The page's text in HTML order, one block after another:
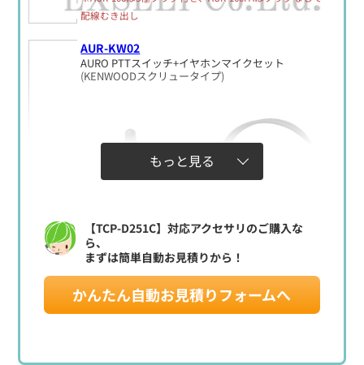
配線むき出し
AUR-KW02
AURO PTTスイッチ+イヤホンマイクセット
(KENWOODスクリュータイプ)
定価:46,300円(税別)
※交互通話用
もっと見る
【TCP-D251C】対応アクセサリのご購入な
ら、
まずは簡単自動お見積りから！
かんたん自動お見積りフォームへ